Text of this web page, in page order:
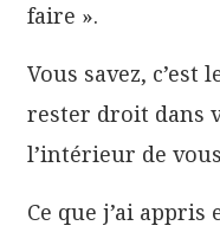
faire ».
Vous savez, c’est
rester droit dans
l’intérieur de
Ce que j’ai